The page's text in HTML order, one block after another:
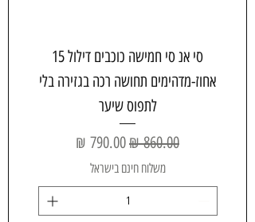
סי אנ סי חמישה כוכבים דילול 15
אחוז-מדהימים תחושה רכה בגזירה בלי
לתפוס שיער
سعر عاديسعر البيع
משלוח חינם בישראל